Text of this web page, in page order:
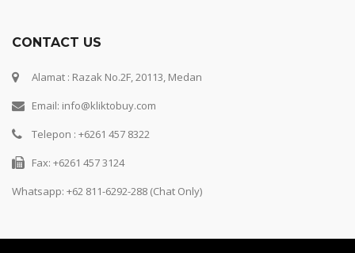
CONTACT US
Alamat : Razak No.2F, 20113, Medan
Email: info@kliktobuy.com
Telepon : +6261 457 8322
Fax: +6261 457 3124
Whatsapp: +62 811-6292-288 (Chat Only)